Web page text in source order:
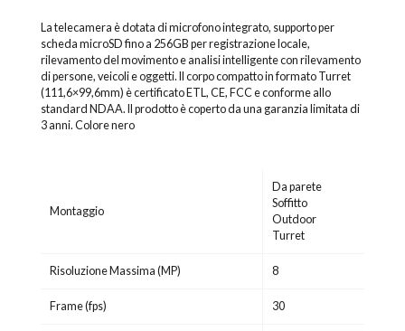
La telecamera è dotata di microfono integrato, supporto per
scheda microSD fino a 256GB per registrazione locale,
rilevamento del movimento e analisi intelligente con rilevamento
di persone, veicoli e oggetti. Il corpo compatto in formato Turret
(111,6×99,6mm) è certificato ETL, CE, FCC e conforme allo
standard NDAA. Il prodotto è coperto da una garanzia limitata di
3 anni. Colore nero
Montaggio
Da parete
Soffitto
Outdoor
Turret
Risoluzione Massima (MP) 8
Frame (fps) 30